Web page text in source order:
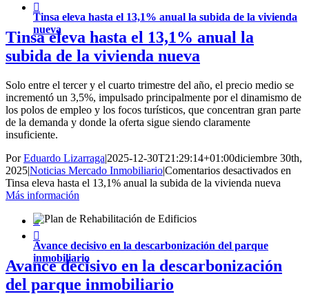
Tinsa eleva hasta el 13,1% anual la subida de la vivienda
nueva

Tinsa eleva hasta el 13,1% anual la
subida de la vivienda nueva
Solo entre el tercer y el cuarto trimestre del año, el precio medio se
incrementó un 3,5%, impulsado principalmente por el dinamismo de
los polos de empleo y los focos turísticos, que concentran gran parte
de la demanda y donde la oferta sigue siendo claramente
insuficiente.
PorEduardo Lizarraga|2025-12-30T21:29:14+01:00diciembre 30th,
2025|Noticias Mercado Inmobiliario|Comentarios desactivados en
Tinsa eleva hasta el 13,1% anual la subida de la vivienda nueva
Más información
Avance decisivo en la descarbonización del parque
inmobiliario


Avance decisivo en la descarbonización
del parque inmobiliario